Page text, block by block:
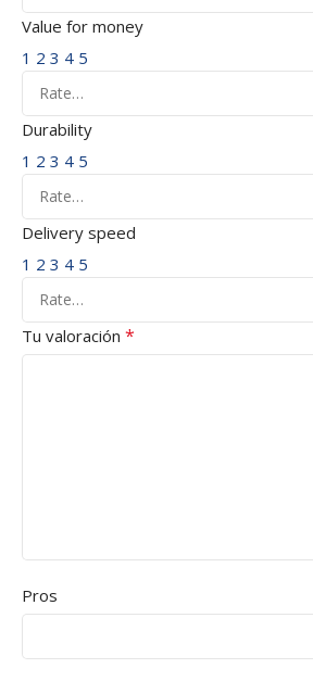
Value for money
1 2 3 4 5
Durability
1 2 3 4 5
Delivery speed
1 2 3 4 5
Tu valoración *
Pros